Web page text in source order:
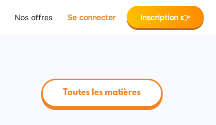
Nos offres Se connecter Inscription 👉
Toutes les matières